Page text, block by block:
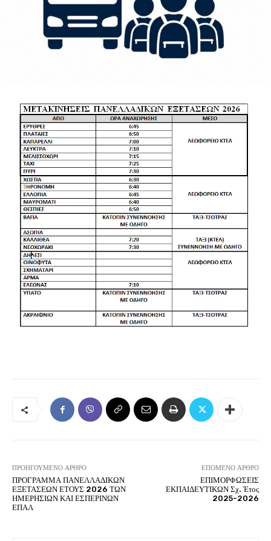
ΠΡΟΗΓΟΎΜΕΝΟ ΆΡΘΡΟ
ΠΡΟΓΡΑΜΜΑ ΠΑΝΕΛΛΑΔΙΚΩΝ
ΕΞΕΤΑΣΕΩΝ ΕΤΟΥΣ 2026 ΤΩΝ
ΗΜΕΡΗΣΙΩΝ ΚΑΙ ΕΣΠΕΡΙΝΩΝ
ΕΠΑΛ
ΕΠΌΜΕΝΟ ΆΡΘΡΟ
ΕΠΙΜΟΡΦΩΣΕΙΣ
ΕΚΠΑΙΔΕΥΤΙΚΩΝ Σχ. Έτος
2025-2026